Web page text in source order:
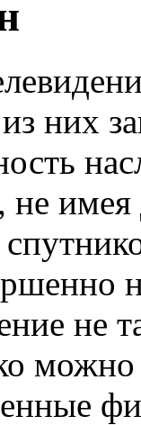
них
не
не
можно